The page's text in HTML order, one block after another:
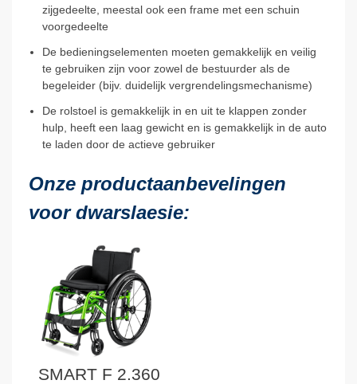
zijgedeelte, meestal ook een frame met een schuin
voorgedeelte
De bedieningselementen moeten gemakkelijk en veilig
te gebruiken zijn voor zowel de bestuurder als de
begeleider (bijv. duidelijk vergrendelingsmechanisme)
De rolstoel is gemakkelijk in en uit te klappen zonder
hulp, heeft een laag gewicht en is gemakkelijk in de auto
te laden door de actieve gebruiker
Onze productaanbevelingen
voor dwarslaesie:
SMART F 2.360